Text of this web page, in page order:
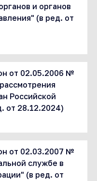
и органов
(в ред. от
от 02.05.2006 №
Российской
от 28.12.2024)
от 02.03.2007 №
службе в
(в ред. от